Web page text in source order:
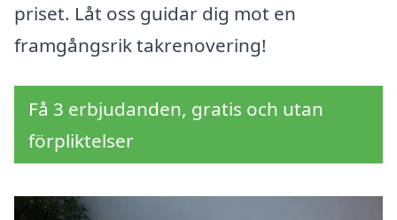
priset. Låt oss guidar dig mot en
framgångsrik takrenovering!
Få 3 erbjudanden, gratis och utan
förpliktelser